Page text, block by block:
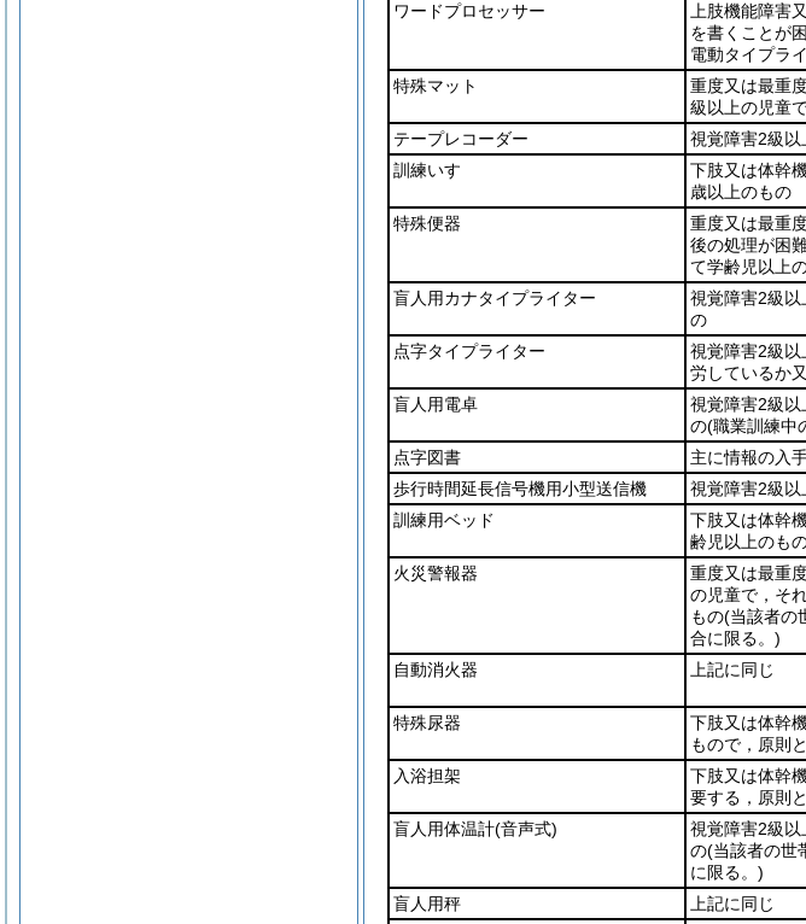
ワードプロセッサー
上肢機能障害
を書くことが
電動タイプラ
特殊マット
重度又は最重
級以上の児童
テープレコーダー
視覚障害2級
訓練いす
下肢又は体幹
歳以上のもの
特殊便器
重度又は最重
後の処理が困
て学齢児以上
盲人用カナタイプライター
視覚障害2級以
の
点字タイプライター
視覚障害2級
労しているか
盲人用電卓
視覚障害2級以
の(職業訓練中
点字図書 主に情報の入
歩行時間延長信号機用小型送信機
視覚障害2級
訓練用ベッド
下肢又は体幹
齢児以上のも
火災警報器
重度又は最重
の児童で，そ
もの(当該者の
合に限る。)
自動消火器 上記に同じ
特殊尿器
下肢又は体幹
もので，原則
入浴担架
下肢又は体幹
要する，原則
盲人用体温計(音声式)
視覚障害2級以
の(当該者の世
に限る。)
盲人用秤 上記に同じ